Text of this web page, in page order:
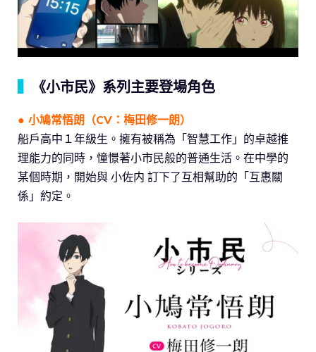
《小市民》系列主要登場角色
● 小鳩常悟朗（CV：梅田修一朗）
船戶高中１年級生。擁有被稱為「智慧工作」的卓越推
理能力的同時，憧憬著小市民般的普通生活。在中學的
某個時期，開始與 小佐内 訂下了互相幫助的「互惠關
係」約定。